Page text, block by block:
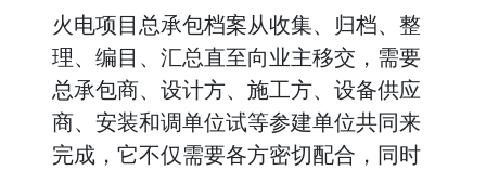
火电项目总承包档案从收集、归档、整
理、编目、汇总直至向业主移交，需要
总承包商、设计方、施工方、设备供应
商、安装和调单位试等参建单位共同来
完成，它不仅需要各方密切配合，同时